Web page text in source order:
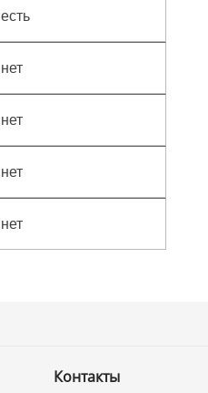
есть
нет
нет
нет
нет
Контакты